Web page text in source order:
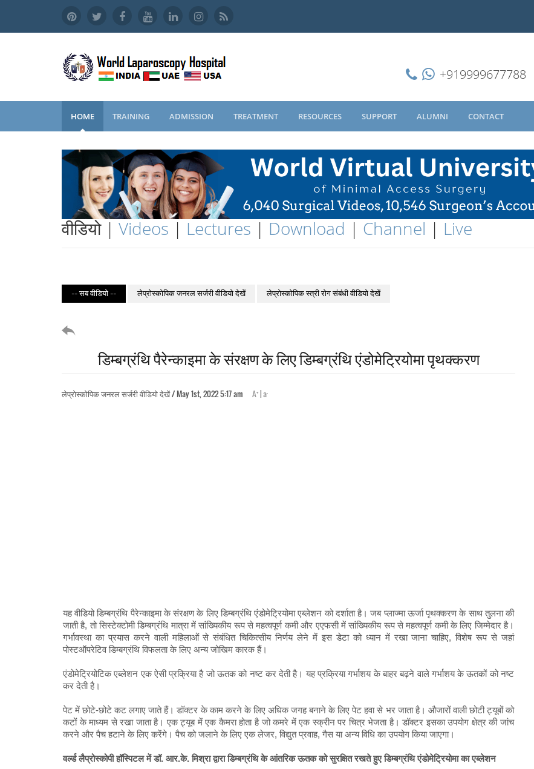
+919999677788
HOME TRAINING ADMISSION TREATMENT RESOURCES SUPPORT ALUMNI CONTACT
वीडियो | Videos | Lectures | Download | Channel | Live
-- सब वीडियो -- लेप्रोस्कोपिक जनरल सर्जरी वीडियो देखें लेप्रोस्कोपिक स्त्री रोग संबंधी वीडियो देखें
डिम्बग्रंथि पैरेन्काइमा के संरक्षण के लिए डिम्बग्रंथि एंडोमेट्रियोमा पृथक्करण
लेप्रोस्कोपिक जनरल सर्जरी वीडियो देखें / May 1st, 2022 5:17 am A+ |a-
यह वीडियो डिम्बग्रंथि पैरेन्काइमा के संरक्षण के लिए डिम्बग्रंथि एंडोमेट्रियोमा एब्लेशन को दर्शाता है। जब प्लाज्मा ऊर्जा पृथक्करण के साथ तुलना की
जाती है, तो सिस्टेक्टोमी डिम्बग्रंथि मात्रा में सांख्यिकीय रूप से महत्वपूर्ण कमी और एएफसी में सांख्यिकीय रूप से महत्वपूर्ण कमी के लिए जिम्मेदार है।
गर्भावस्था का प्रयास करने वाली महिलाओं से संबंधित चिकित्सीय निर्णय लेने में इस डेटा को ध्यान में रखा जाना चाहिए, विशेष रूप से जहां
पोस्टऑपरेटिव डिम्बग्रंथि विफलता के लिए अन्य जोखिम कारक हैं।
एंडोमेट्रियोटिक एब्लेशन एक ऐसी प्रक्रिया है जो ऊतक को नष्ट कर देती है। यह प्रक्रिया गर्भाशय के बाहर बढ़ने वाले गर्भाशय के ऊतकों को नष्ट
कर देती है।
पेट में छोटे-छोटे कट लगाए जाते हैं। डॉक्टर के काम करने के लिए अधिक जगह बनाने के लिए पेट हवा से भर जाता है। औजारों वाली छोटी ट्यूबों को
कटों के माध्यम से रखा जाता है। एक ट्यूब में एक कैमरा होता है जो कमरे में एक स्क्रीन पर चित्र भेजता है। डॉक्टर इसका उपयोग क्षेत्र की जांच
करने और पैच हटाने के लिए करेंगे। पैच को जलाने के लिए एक लेजर, विद्युत प्रवाह, गैस या अन्य विधि का उपयोग किया जाएगा।
वर्ल्ड लैप्रोस्कोपी हॉस्पिटल में डॉ. आर.के. मिश्रा द्वारा डिम्बग्रंथि के आंतरिक ऊतक को सुरक्षित रखते हुए डिम्बग्रंथि एंडोमेट्रियोमा का एब्लेशन